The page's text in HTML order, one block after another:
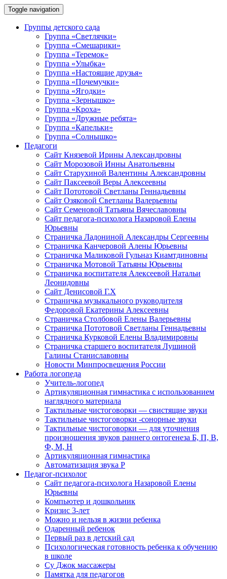
Toggle navigation
Группы детского сада
Группа «Светлячки»
Группа «Смешарики»
Группа «Теремок»
Группа «Улыбка»
Группа «Настоящие друзья»
Группа «Почемучки»
Группа «Ягодки»
Группа «Зернышко»
Группа «Кроха»
Группа «Дружные ребята»
Группа «Капельки»
Группа «Солнышко»
Педагоги
Сайт Князевой Ирины Александровны
Сайт Морозовой Инны Анатольевны
Сайт Старухиной Валентины Александровны
Сайт Паксеевой Веры Алексеевны
Сайт Пототовой Светланы Геннадьевны
Сайт Озяковой Светланы Валерьевны
Сайт Семеновой Татьяны Вячеславовны
Сайт педагога-психолога Назаровой Елены
Юрьевны
Страничка Ладониной Александры Сергеевны
Страничка Канчеровой Алены Юрьевны
Страничка Маликовой Гульназ Киамтдиновны
Страничка Мотовой Татьяны Юрьевны
Cтраничка воспитателя Алексеевой Натальи
Леонидовны
Сайт Денисовой Г.Х
Страничка музыкального руководителя
Федоровой Екатерины Алексеевны
Страничка Столбовой Елены Валерьевны
Страничка Пототовой Светланы Геннадьевны
Страничка Курковой Елены Владимировны
Страничка старшего воспитателя Лушиной
Галины Станиславовны
Новости Минпросвещения России
Работа логопеда
Учитель-логопед
Артикуляционная гимнастика с использованием
наглядного материала
Тактильные чистоговорки — свистящие звуки
Тактильные чистоговорки -сонорные звуки
Тактильные чистоговорки — для уточнения
произношения звуков раннего онтогенеза Б, П, В,
Ф, М, Н
Артикуляционная гимнастика
Автоматизация звука Р
Педагог-психолог
Сайт педагога-психолога Назаровой Елены
Юрьевны
Компьютер и дошкольник
Кризис 3-лет
Можно и нельзя в жизни ребенка
Одаренный ребенок
Первый раз в детский сад
Психологическая готовность ребенка к обучению
в школе
Су Джок массажеры
Памятка для педагогов